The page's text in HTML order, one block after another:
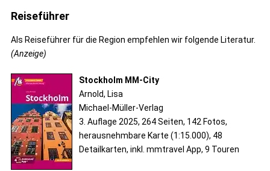
Reiseführer
Als Reiseführer für die Region empfehlen wir folgende Literatur.
(Anzeige)
Stockholm MM-City
Arnold, Lisa
Michael-Müller-Verlag
3. Auflage 2025, 264 Seiten, 142 Fotos,
herausnehmbare Karte (1:15.000), 48
Detailkarten, inkl. mmtravel App, 9 Touren